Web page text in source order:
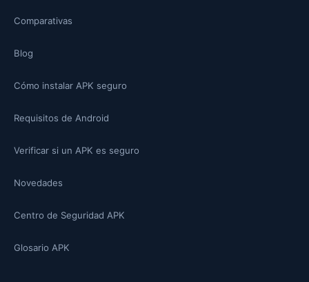
Comparativas
Blog
Cómo instalar APK seguro
Requisitos de Android
Verificar si un APK es seguro
Novedades
Centro de Seguridad APK
Glosario APK